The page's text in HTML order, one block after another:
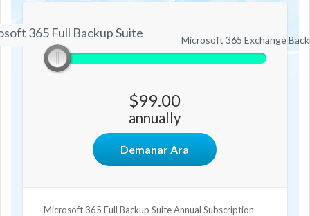
365 Full Backup Suite
365 Full Backup Suite Microsoft 365 Exchange
$99.00
annually
Demanar Ara
Microsoft 365 Full Backup Suite Annual Subscription